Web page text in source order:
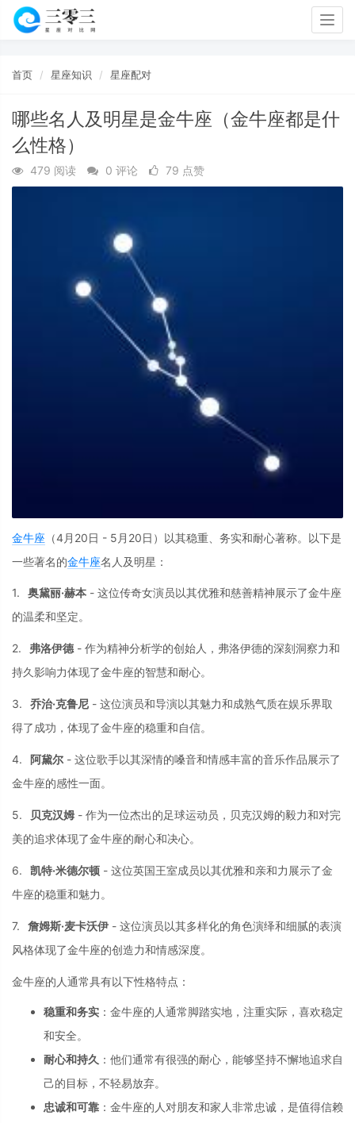
首页 星座知识 星座配对
哪些名人及明星是金牛座（金牛座都是什
么性格）
479 阅读 0 评论 79 点赞
金牛座 （4月20日 - 5月20日）以其稳重、 务实和耐心著称。 以下是
一些著名的金牛座名人及明星 ：
1. 奥黛丽·赫本 - 这位传奇女演员以其优雅和慈善精神展示了金牛座
的温柔和坚定。
2. 弗洛伊德 - 作为精神分析学的创始人， 弗洛伊德的深刻洞察力和
持久影响力体现了金牛座的智慧和耐心。
3. 乔治·克鲁尼 - 这位演员和导演以其魅力和成熟气质在娱乐界取
得了成功， 体现了金牛座的稳重和自信。
4. 阿黛尔 - 这位歌手以其深情的嗓音和情感丰富的音乐作品展示了
金牛座的感性一面。
5. 贝克汉姆 - 作为一位杰出的足球运动员， 贝克汉姆的毅力和对完
美的追求体现了金牛座的耐心和决心。
6. 凯特·米德尔顿 - 这位英国王室成员以其优雅和亲和力 展示了金
牛座的稳重和魅力。
7. 詹姆斯·麦卡沃伊 - 这位演员以其多样化的角色演绎和细腻的表演
风格体现了金牛座的创造力和情感深度。
金牛座的人通常具有以下性格特点：
稳重和务实 ： 金牛座的人通常脚踏实地， 注重实际， 喜欢稳定
和安全。
耐心和持久 ： 他们通常有很强的耐心， 能够坚持不懈地追求自
己的目标， 不轻易放弃。
忠诚和可靠 ： 金牛座的人对朋友和家人非常忠诚， 是值得信赖